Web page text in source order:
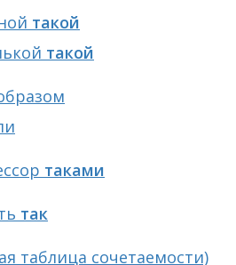
такой
такой
таками
так
таблица сочетаемости)